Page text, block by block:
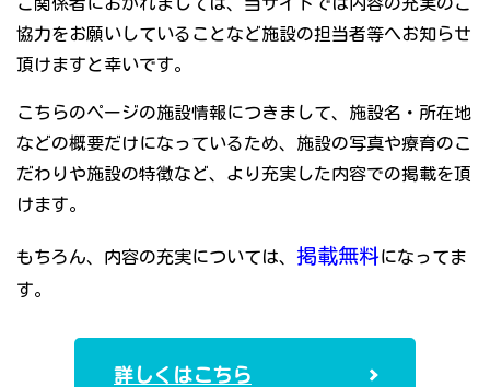
ご関係者におかれましては、当サイトでは内容の充実のご
協力をお願いしていることなど施設の担当者等へお知らせ
頂けますと幸いです。
こちらのページの施設情報につきまして、施設名・所在地
などの概要だけになっているため、施設の写真や療育のこ
だわりや施設の特徴など、より充実した内容での掲載を頂
けます。
もちろん、内容の充実については、 掲載無料になってま
す。
詳しくはこちら